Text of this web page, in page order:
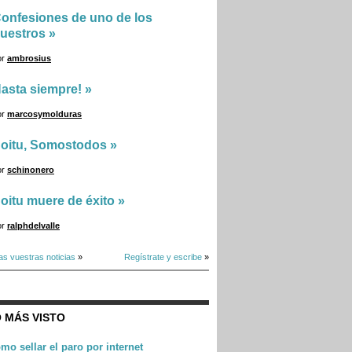
de uno de los
»
ambrosius
siempre! »
marcosymolduras
Somostodos »
schinonero
muere de éxito »
ralphdelvalle
vuestras noticias » Regístrate y escribe »
MÁS VISTO
sellar el paro por internet